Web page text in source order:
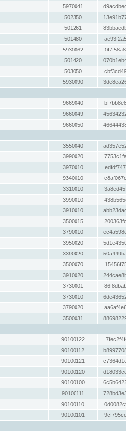
5970041
502350
501261
501480
5930062
501420
503050
5930090
9669040
9660049
9660050
3550040
3990020
3970010
9340010
3310010
3990010
3910010
3500015
3790010
3950020
3390020
3500070
3910020
3730001
3730010
3790020
3500031
90100122
90100112
90100121
90100120
90100100
90100111
90100110
90100101